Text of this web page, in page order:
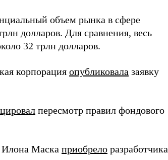
объем рынка в сфере
долларов. Для сравнения, весь
32 трлн долларов.
корпорация опубликовала заявку
пересмотр правил фондового
Илона Маска приобрело разработчика